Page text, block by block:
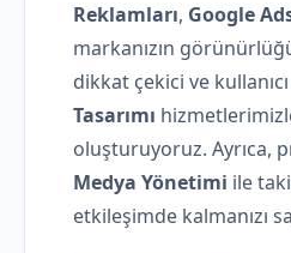
Reklamları, Google
markanızın
dikkat çekici ve
Tasarımı
oluşturuyoruz. Ayrıca,
Medya Yönetimi ile
etkileşimde kalmanızı